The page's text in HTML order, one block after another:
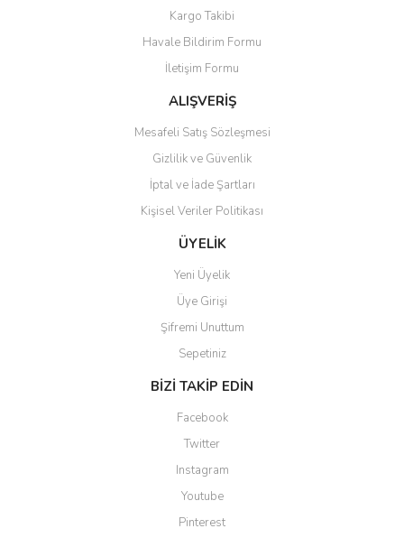
Kargo Takibi
Havale Bildirim Formu
İletişim Formu
ALIŞVERİŞ
Mesafeli Satış Sözleşmesi
Gizlilik ve Güvenlik
İptal ve İade Şartları
Kişisel Veriler Politikası
ÜYELİK
Yeni Üyelik
Üye Girişi
Şifremi Unuttum
Sepetiniz
BİZİ TAKİP EDİN
Facebook
Twitter
Instagram
Youtube
Pinterest